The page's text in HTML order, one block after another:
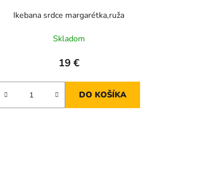
Ikebana srdce margarétka,ruža
Skladom
19 €
DO KOŠÍKA